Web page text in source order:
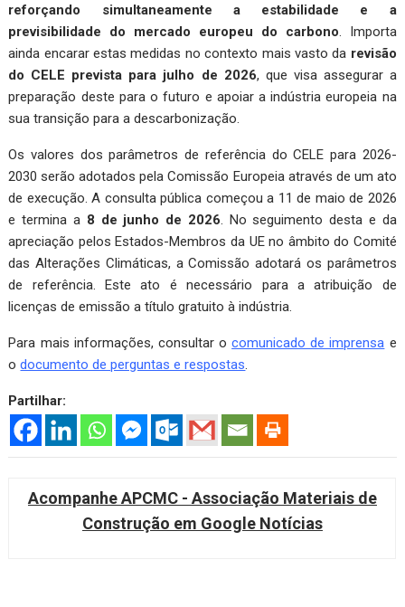
reforçando simultaneamente a estabilidade e a
previsibilidade do mercado europeu do carbono . Importa
ainda encarar estas medidas no contexto mais vasto da revisão
do CELE prevista para julho de 2026, que visa assegurar a
preparação deste para o futuro e apoiar a indústria europeia na
sua transição para a descarbonização.
Os valores dos parâmetros de referência do CELE para 2026-
2030 serão adotados pela Comissão Europeia através de um ato
de execução. A consulta pública começou a 11 de maio de 2026
e termina a 8 de junho de 2026 . No seguimento desta e da
apreciação pelos Estados-Membros da UE no âmbito do Comité
das Alterações Climáticas, a Comissão adotará os parâmetros
de referência. Este ato é necessário para a atribuição de
licenças de emissão a título gratuito à indústria.
Para mais informações, consultar ocomunicado de imprensa e
odocumento de perguntas e respostas
Partilhar:
Acompanhe APCMC - Associação Materiais de
Construção em Google Notícias